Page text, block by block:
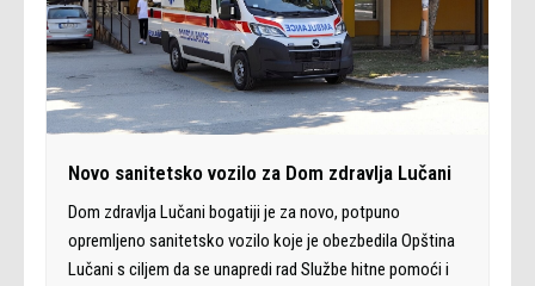
Novo sanitetsko vozilo za Dom zdravlja Lučani
Dom zdravlja Lučani bogatiji je za novo, potpuno
opremljeno sanitetsko vozilo koje je obezbedila Opština
Lučani s ciljem da se unapredi rad Službe hitne pomoći i